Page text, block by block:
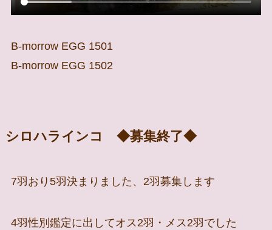
B-morrow EGG 1501
B-morrow EGG 1502
シロハラインコ ◆募集終了◆
7羽おり5羽決まりました、2羽募集します
4羽性別鑑定に出してオス2羽・メス2羽でした